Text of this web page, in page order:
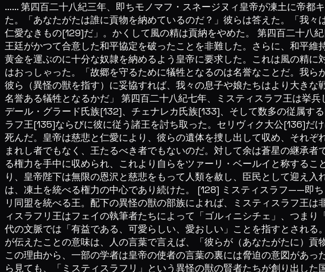
…… 第四百二十八紀三年、即ちモノマフ・スネージヌィ皇帝が凍土に帝都
た。「あなたがたは誰に貢物を納めているのだ？」彼らは答えた。「我
仁愛なきもの[129]だ」。かくして風の精は貢納をやめた。 第四百二十八
王廷がかつて合意した和平協定を破ったことを非難した。さらに、和平
黄金を運ぶのに十分な奴隷を納めるよう皇帝に要求した。これは風の精
はおっしゃった。「故郷を守るために犠牲となるのは名誉なことだ。我
彼ら（異怪の獣を指す）に妥協すれば、我々の息子や娘たちはより大き
名誉ある犠牲となるかだ」 第四百二十八紀七年、ミスティスラフ王は挙
デール・グラード氏族[132]、チェナレカ氏族[133]、そして数多の従属す
ラフ王[135]ならびに彼に従う諸王を討ち取った。セリヴィク大公[136]だ
死んだ。皇帝は慈悲と仁愛により、彼らの遺体を捜し出して収め、それ
まれし者でもなく、王たるべき者でもないのだ。対して余は蒼星の継承
る権力を手中に収められ、これより自らをツァーリ・ベールイと称する
り、皇帝陛下は無限の恩沢と慈悲をもって人類を赦し、臣民として迎え
は、凍土を統べる権力の中心であり続けた。 [128] ミスティスラフ——即
リ同盟を統べる王。配下の異怪の獣の部族によれば、ミスティスラフ王
ィスラフリ王はフェイの執筆者たちによって「ゴルィニシチェ」、つま
代の文脈では「有益である、可愛らしい、愛おしい」ことを指すとされ
が伝えたことの意味は、人の言葉で言えば、「彼らが（あなたがたに）
この理由から、一部の学者は皇帝の使者の言葉の裏には脅迫の意図があ
ら見ても、「ミスティスラフリ」という異怪の獣の賢者たちが創り出し